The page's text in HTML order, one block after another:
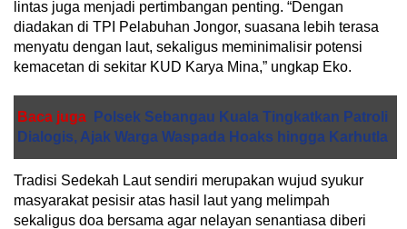
lintas juga menjadi pertimbangan penting. “Dengan
diadakan di TPI Pelabuhan Jongor, suasana lebih terasa
menyatu dengan laut, sekaligus meminimalisir potensi
kemacetan di sekitar KUD Karya Mina,” ungkap Eko.
Baca juga
Polsek Sebangau Kuala Tingkatkan Patroli
Dialogis, Ajak Warga Waspada Hoaks hingga Karhutla
Tradisi Sedekah Laut sendiri merupakan wujud syukur
masyarakat pesisir atas hasil laut yang melimpah
sekaligus doa bersama agar nelayan senantiasa diberi